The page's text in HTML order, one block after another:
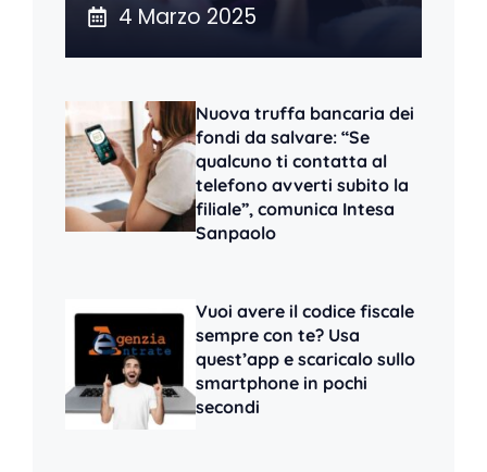
4 Marzo 2025
Nuova truffa bancaria dei
fondi da salvare: “Se
qualcuno ti contatta al
telefono avverti subito la
filiale”, comunica Intesa
Sanpaolo
Vuoi avere il codice fiscale
sempre con te? Usa
quest’app e scaricalo sullo
smartphone in pochi
secondi